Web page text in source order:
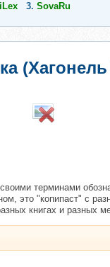
iLex 3. SovaRu
терминами
это "копипаст" с
книгах и разных